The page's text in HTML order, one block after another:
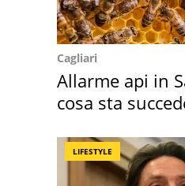
Cagliari
Allarme api in
cosa sta
LIFESTYLE